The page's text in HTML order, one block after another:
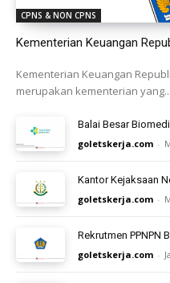
CPNS & NON CPNS
Kementerian Keuangan
Kementerian Keuangan
merupakan kementerian yang...
Balai Besar
goletskerja.com -
Kantor Kejaksaan
goletskerja.com -
Rekrutmen PPNPN
goletskerja.com -